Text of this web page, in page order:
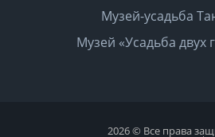
Музей-усадьба
Музей «Усадьба двух
2026 © Все права